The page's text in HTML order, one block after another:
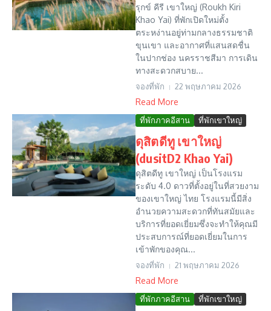
รุกข์ คีรี เขาใหญ่ (Roukh Kiri
Khao Yai) ที่พักเปิดใหม่ตั้ง
ตระหง่านอยู่ท่ามกลางธรรมชาติ
ขุนเขา และอากาศที่แสนสดชื่น
ในปากช่อง นครราชสีมา การเดิน
ทางสะดวกสบาย...
จองที่พัก 22 พฤษภาคม 2026
Read More
ที่พักภาคอีสาน ที่พักเขาใหญ่
ดุสิตดีทู เขาใหญ่
(dusitD2 Khao Yai)
ดุสิตดีทู เขาใหญ่ เป็นโรงแรม
ระดับ 4.0 ดาวที่ตั้งอยู่ในที่สวยงาม
ของเขาใหญ่ ไทย โรงแรมนี้มีสิ่ง
อำนวยความสะดวกที่ทันสมัยและ
บริการที่ยอดเยี่ยมซึ่งจะทำให้คุณมี
ประสบการณ์ที่ยอดเยี่ยมในการ
เข้าพักของคุณ...
จองที่พัก 21 พฤษภาคม 2026
Read More
ที่พักภาคอีสาน ที่พักเขาใหญ่